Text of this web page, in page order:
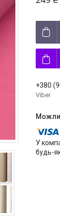
+380
Viber
У
будь-